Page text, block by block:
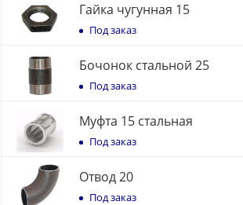
Гайка чугунная 15
Под заказ
Бочонок стальной 25
Под заказ
Муфта 15 стальная
Под заказ
Отвод 20
Под заказ